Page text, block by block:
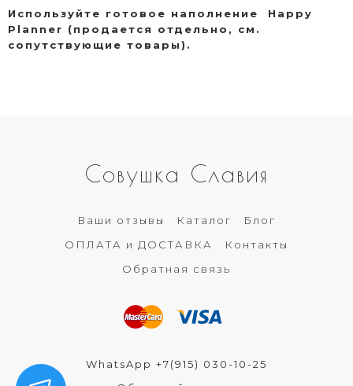
Используйте готовое наполнение Happy
Planner (продается отдельно, см.
сопутствующие товары).
Совушка Славия
Ваши отзывы Каталог
Блог
ОПЛАТА и ДОСТАВКА
Контакты
Обратная связь
WhatsApp +7(915) 030-10-25